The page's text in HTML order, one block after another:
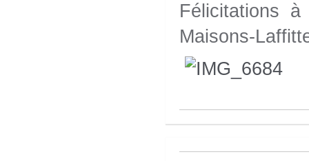
Félicitations
Maisons-